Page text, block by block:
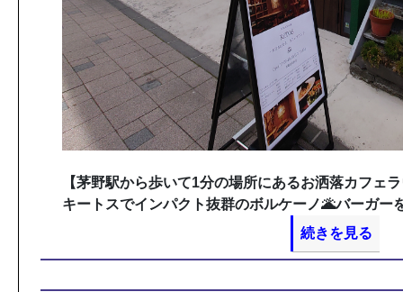
【茅野駅から歩いて1分の場所にあるお洒落カフェ
キートスでインパクト抜群のボルケーノ🌋バーガー
続きを見る